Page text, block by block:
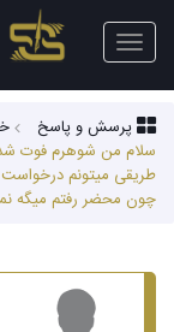
Toggle
navigation
پرسش و پاسخ
سلام من شوهرم فوت
طریقی میتونم درخواست
چون محضر رفتم میگه